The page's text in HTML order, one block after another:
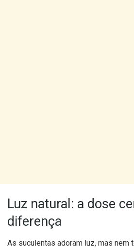
Luz natural: a dose
diferença
As suculentas adoram luz, mas nem